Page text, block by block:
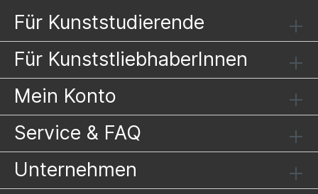
Für Kunststudierende
Für KunststliebhaberInnen
Mein Konto
Service & FAQ
Unternehmen